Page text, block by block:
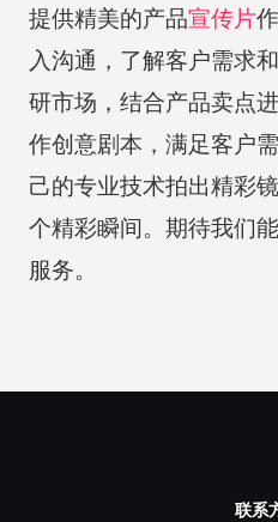
提供精美的产品宣传片
入沟通，了解客户需求
研市场，结合产品卖点
作创意剧本，满足客户
己的专业技术拍出精彩
个精彩瞬间。期待我们
服务。
联系